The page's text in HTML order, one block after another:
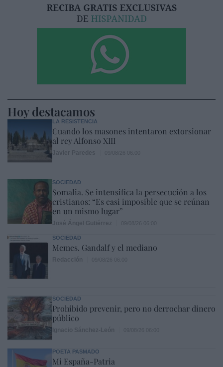
Hoy destacamos
LA RESISTENCIA
Cuando los masones intentaron extorsionar
al rey Alfonso XIII
SOCIEDAD
Somalia. Se intensifica la persecución a los
cristianos: “Es casi imposible que se reúnan
en un mismo lugar”
SOCIEDAD
Memes. Gandalf y el mediano
SOCIEDAD
Prohibido prevenir, pero no derrochar dinero
público
POETA PASMADO
Mi España-Patria